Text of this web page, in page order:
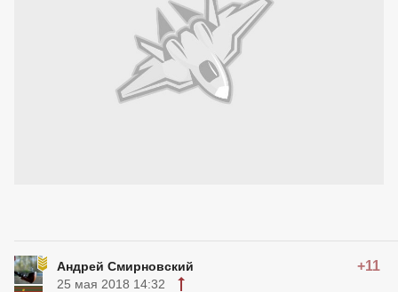
Андрей Смирновский +11
25 мая 2018 14:32